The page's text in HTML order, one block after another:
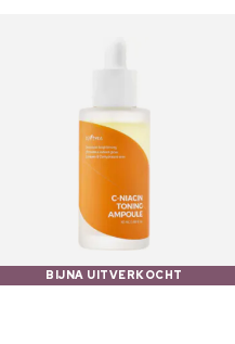
BIJNA UITVERKOCHT